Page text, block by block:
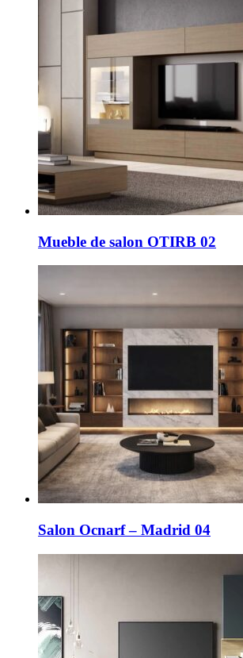
Mueble de salon OTIRB 02
Salon Ocnarf – Madrid 04